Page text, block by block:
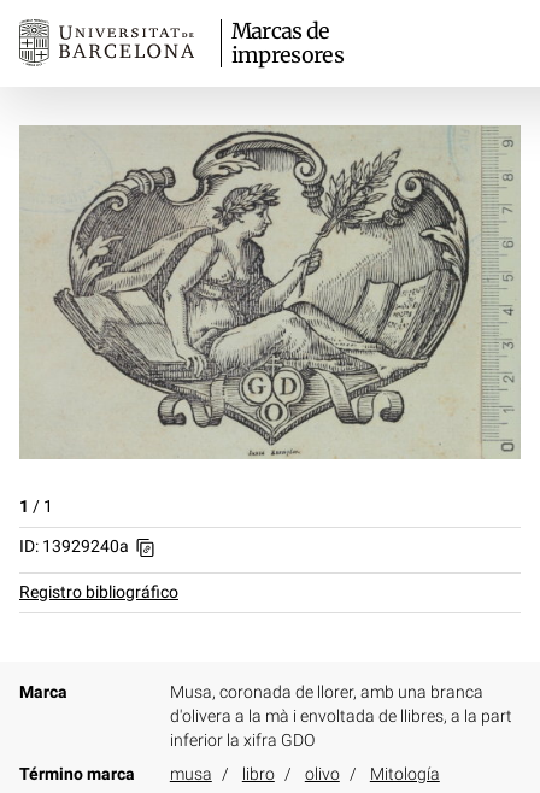
Marcas de
impresores
1 / 1
ID: 13929240a
Registro bibliográfico
Marca
Musa, coronada de llorer, amb una branca
d'olivera a la mà i envoltada de llibres, a la part
inferior la xifra GDO
Término marca
musa libro olivo Mitología